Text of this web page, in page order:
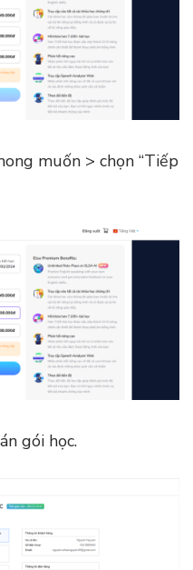
muốn > chọn “Tiếp
gói học.